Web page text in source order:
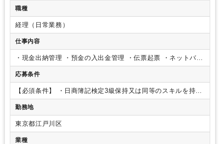
職種
経理（日常業務）
仕事内容
・現金出納管理 ・預金の入出金管理 ・伝票起票 ・ネットバン
キングからのお振り込み・月次取りまとめ資料の作成・銀行
にて両替
応募条件
【必須条件】
・日商簿記検定3級保持又は同等のスキルを持っ
ている方・経理実務経験3年以上・Excelスキルのある方 【歓
迎条件】
勤務地
東京都江戸川区
業種